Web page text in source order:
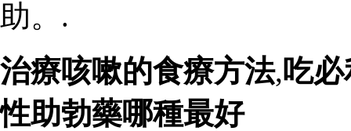
助。.
治療咳嗽的食療方法, 吃
性助勃藥哪種最好